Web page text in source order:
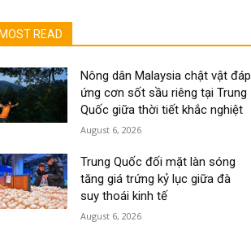
MOST READ
Nông dân Malaysia chật vật đáp
ứng cơn sốt sầu riêng tại Trung
Quốc giữa thời tiết khắc nghiệt
August 6, 2026
Trung Quốc đối mặt làn sóng
tăng giá trứng kỷ lục giữa đà
suy thoái kinh tế
August 6, 2026